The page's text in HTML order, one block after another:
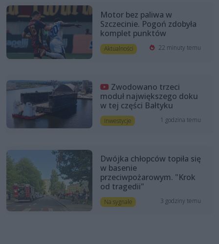
Motor bez paliwa w
Szczecinie. Pogoń zdobyła
komplet punktów
Aktualności 22 minuty temu
Zwodowano trzeci
moduł największego doku
w tej części Bałtyku
Inwestycje 1 godzina temu
Dwójka chłopców topiła się
w basenie
przeciwpożarowym. "Krok
od tragedii"
Na sygnale 3 godziny temu